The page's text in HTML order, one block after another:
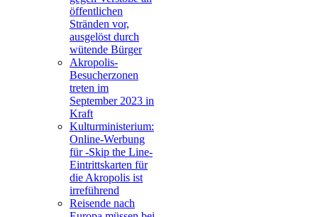
öffentlichen
Stränden vor,
ausgelöst durch
wütende Bürger
Akropolis-
Besucherzonen
treten im
September 2023 in
Kraft
Kulturministerium:
Online-Werbung
für -Skip the Line-
Eintrittskarten für
die Akropolis ist
irreführend
Reisende nach